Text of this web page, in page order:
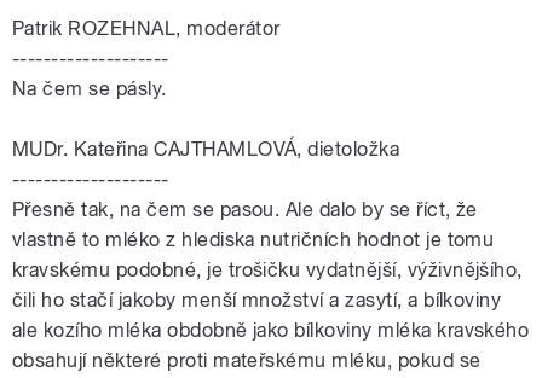
Patrik ROZEHNAL, moderátor
--------------------
Na čem se pásly.
MUDr. Kateřina CAJTHAMLOVÁ, dietoložka
--------------------
Přesně tak, na čem se pasou. Ale dalo by se říct, že
vlastně to mléko z hlediska nutričních hodnot je tomu
kravskému podobné, je trošičku vydatnější, výživnějšího,
čili ho stačí jakoby menší množství a zasytí, a bílkoviny
ale kozího mléka obdobně jako bílkoviny mléka kravského
obsahují některé proti mateřskému mléku, pokud se